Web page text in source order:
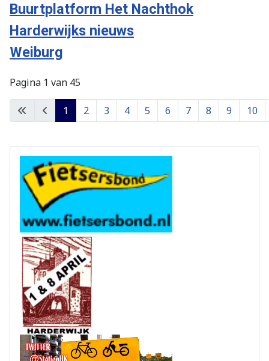
Buurtplatform Het Nachthok
Harderwijks nieuws
Weiburg
Pagina 1 van 45
1 2 3 4 5 6 7 8 9 10